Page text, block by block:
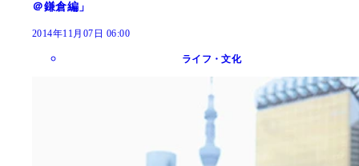
＠鎌倉編」
2014年11月07日 06:00
ライフ・文化